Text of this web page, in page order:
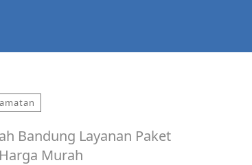
Bandung Layanan Paket
Murah